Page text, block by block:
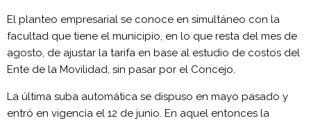
El planteo empresarial se conoce en simultáneo con la
facultad que tiene el municipio, en lo que resta del mes de
agosto, de ajustar la tarifa en base al estudio de costos del
Ente de la Movilidad, sin pasar por el Concejo.
La última suba automática se dispuso en mayo pasado y
entró en vigencia el 12 de junio. En aquel entonces la